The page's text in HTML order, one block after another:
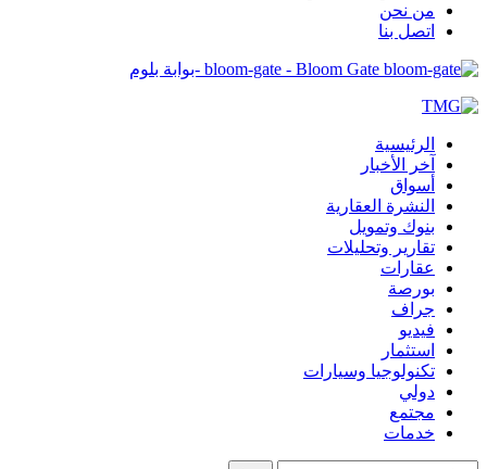
من نحن
اتصل بنا
bloom-gate - Bloom Gate -بوابة بلوم
الرئيسية
آخر الأخبار
أسواق
النشرة العقارية
بنوك وتمويل
تقارير وتحليلات
عقارات
بورصة
جراف
فيديو
استثمار
تكنولوجيا وسيارات
دولي
مجتمع
خدمات